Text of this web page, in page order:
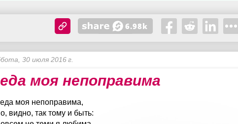
30 июля 2016 г.
моя непоправима
моя непоправима,
видно, так тому и быть: